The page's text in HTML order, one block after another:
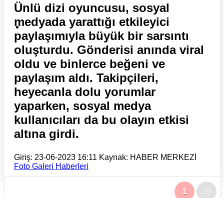
KÜNYE
Ünlü dizi oyuncusu, sosyal
medyada yarattığı etkileyici
paylaşımıyla büyük bir sarsıntı
oluşturdu. Gönderisi anında viral
oldu ve binlerce beğeni ve
paylaşım aldı. Takipçileri,
heyecanla dolu yorumlar
yaparken, sosyal medya
kullanıcıları da bu olayın etkisi
altına girdi.
Giriş: 23-06-2023 16:11 Kaynak: HABER MERKEZİ
Foto Galeri Haberleri
1